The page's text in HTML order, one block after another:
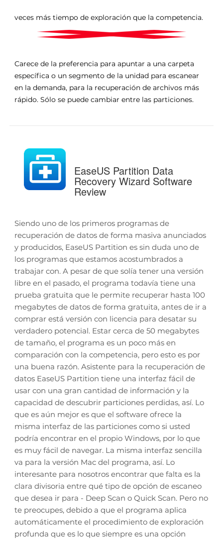
veces más tiempo de exploración que la competencia.
Carece de la preferencia para apuntar a una carpeta
específica o un segmento de la unidad para escanear
en la demanda, para la recuperación de archivos más
rápido. Sólo se puede cambiar entre las particiones.
EaseUS Partition Data
Recovery Wizard Software
Review
Siendo uno de los primeros programas de
recuperación de datos de forma masiva anunciados
y producidos, EaseUS Partition es sin duda uno de
los programas que estamos acostumbrados a
trabajar con. A pesar de que solía tener una versión
libre en el pasado, el programa todavía tiene una
prueba gratuita que le permite recuperar hasta 100
megabytes de datos de forma gratuita, antes de ir a
comprar está versión con licencia para desatar su
verdadero potencial. Estar cerca de 50 megabytes
de tamaño, el programa es un poco más en
comparación con la competencia, pero esto es por
una buena razón. Asistente para la recuperación de
datos EaseUS Partition tiene una interfaz fácil de
usar con una gran cantidad de información y la
capacidad de descubrir particiones perdidas, así. Lo
que es aún mejor es que el software ofrece la
misma interfaz de las particiones como si usted
podría encontrar en el propio Windows, por lo que
es muy fácil de navegar. La misma interfaz sencilla
va para la versión Mac del programa, así. Lo
interesante para nosotros encontrar que falta es la
clara divisoria entre qué tipo de opción de escaneo
que desea ir para - Deep Scan o Quick Scan. Pero no
te preocupes, debido a que el programa aplica
automáticamente el procedimiento de exploración
profunda que es lo que siempre es una opción